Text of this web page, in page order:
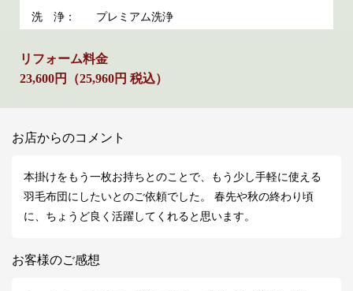
洗 浄：
プレミアム洗浄
リフォーム料金
23,600円（25,960円 税込）
お店からのコメント
本掛けをもう一枚お持ちとのことで、もう少し手軽に使える
羽毛布団にしたいとのご依頼でした。 春先や秋の終わり頃
に、ちょうど良く活躍してくれると思います。
お客様のご感想